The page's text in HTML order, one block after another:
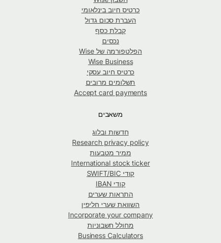
כרטיס חיוב בינלאומי
העברת סכום גדול
קבלת כסף
נכסים
הפלטפורמה של Wise
Wise Business
כרטיס חיוב עסקי
תשלומים מרובים
Accept card payments
משאבים
חדשות ובלוג
Research privacy policy
ממיר מטבעות
International stock ticker
קודי SWIFT/BIC
קודי IBAN
התראות שערים
השוואת שערי חליפין
Incorporate your company
מחולל חשבוניות
Business Calculators